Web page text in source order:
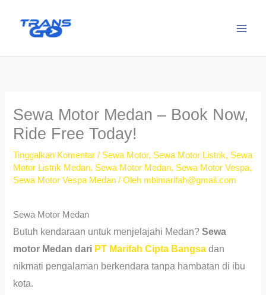
Sewa Motor Medan – Book Now,
Ride Free Today!
Tinggalkan Komentar / Sewa Motor, Sewa Motor Listrik, Sewa
Motor Listrik Medan, Sewa Motor Medan, Sewa Motor Vespa,
Sewa Motor Vespa Medan / Oleh mbimarifah@gmail.com
Sewa Motor Medan
Butuh kendaraan untuk menjelajahi Medan?Sewa
motor Medan dari PT Marifah Cipta Bangsa dan
nikmati pengalaman berkendara tanpa hambatan di ibu
kota.